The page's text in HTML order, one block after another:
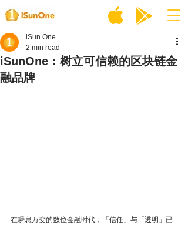
iSunOne：树立可信赖的区块链金
融品牌
iSun One
2 min read
在瞬息万变的数位金融时代，「信任」与「透明」已